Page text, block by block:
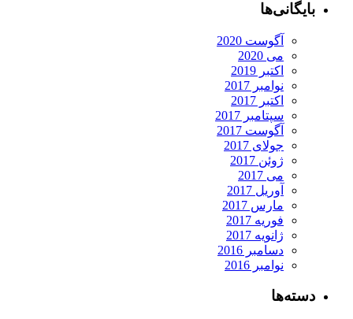
بایگانی‌ها
آگوست 2020
می 2020
اکتبر 2019
نوامبر 2017
اکتبر 2017
سپتامبر 2017
آگوست 2017
جولای 2017
ژوئن 2017
می 2017
آوریل 2017
مارس 2017
فوریه 2017
ژانویه 2017
دسامبر 2016
نوامبر 2016
دسته‌ها